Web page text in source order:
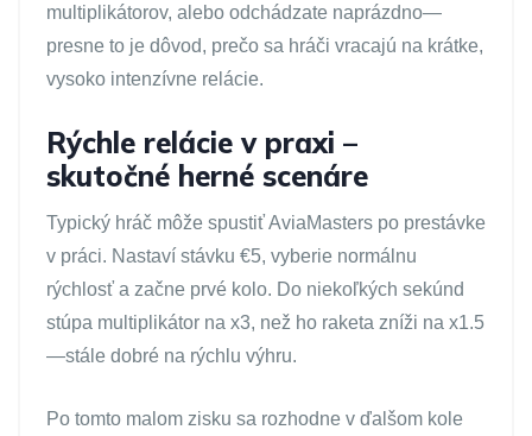
multiplikátorov, alebo odchádzate naprázdno—
presne to je dôvod, prečo sa hráči vracajú na krátke,
vysoko intenzívne relácie.
Rýchle relácie v praxi –
skutočné herné scenáre
Typický hráč môže spustiť AviaMasters po prestávke
v práci. Nastaví stávku €5, vyberie normálnu
rýchlosť a začne prvé kolo. Do niekoľkých sekúnd
stúpa multiplikátor na x3, než ho raketa zníži na x1.5
—stále dobré na rýchlu výhru.
Po tomto malom zisku sa rozhodne v ďalšom kole